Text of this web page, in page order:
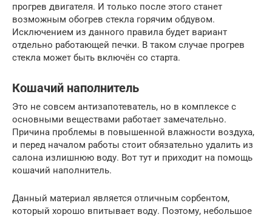
прогрев двигателя. И только после этого станет
возможным обогрев стекла горячим обдувом.
Исключением из данного правила будет вариант
отдельно работающей печки. В таком случае прогрев
стекла может быть включён со старта.
Кошачий наполнитель
Это не совсем антизапотеватель, но в комплексе с
основными веществами работает замечательно.
Причина проблемы в повышенной влажности воздуха,
и перед началом работы стоит обязательно удалить из
салона излишнюю воду. Вот тут и приходит на помощь
кошачий наполнитель.
Данный материал является отличным сорбентом,
который хорошо впитывает воду. Поэтому, небольшое